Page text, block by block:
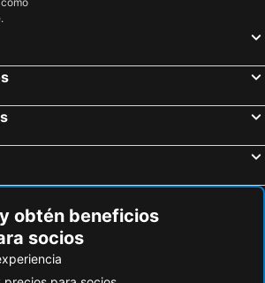
obtén beneficios
socios